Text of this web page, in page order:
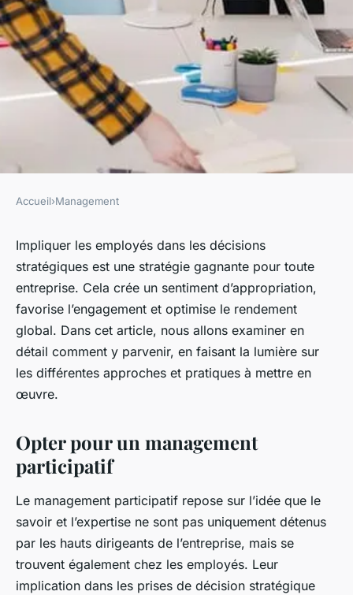
MANAGEMENT
Comment impliquer les
employés dans les décisions
stratégiques ?
Inès•12 février 2024•5 min de lecture
Accueil›Management
Impliquer les employés dans les décisions
stratégiques est une stratégie gagnante pour toute
entreprise. Cela crée un sentiment d’appropriation,
favorise l’engagement et optimise le rendement
global. Dans cet article, nous allons examiner en
détail comment y parvenir, en faisant la lumière sur
les différentes approches et pratiques à mettre en
œuvre.
Opter pour un management
participatif
Le management participatif repose sur l’idée que le
savoir et l’expertise ne sont pas uniquement détenus
par les hauts dirigeants de l’entreprise, mais se
trouvent également chez les employés. Leur
implication dans les prises de décision stratégique